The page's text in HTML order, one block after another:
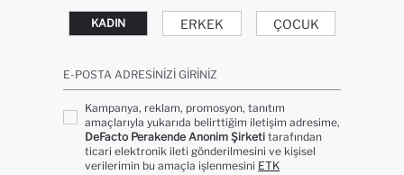
KADIN ERKEK ÇOCUK
E-POSTA ADRESINIZI GIRINIZ
Kampanya, reklam, promosyon, tanıtım
amaçlarıyla yukarıda belirttiğim iletişim adresime,
DeFacto Perakende Anonim Şirketi tarafından
ticari elektronik ileti gönderilmesini ve kişisel
verilerimin bu amaçla işlenmesini ETK